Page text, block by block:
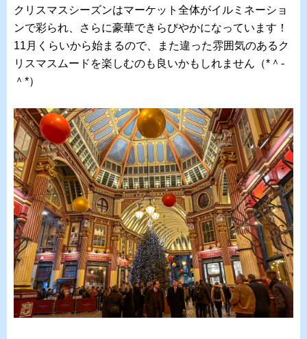
クリスマスシーズンはマーケット全体がイルミネーショ
ンで彩られ、さらに豪華できらびやかになっています！
11月くらいから始まるので、また違った雰囲気のあるク
リスマスムードを楽しむのも良いかもしれません（*＾-
＾*）